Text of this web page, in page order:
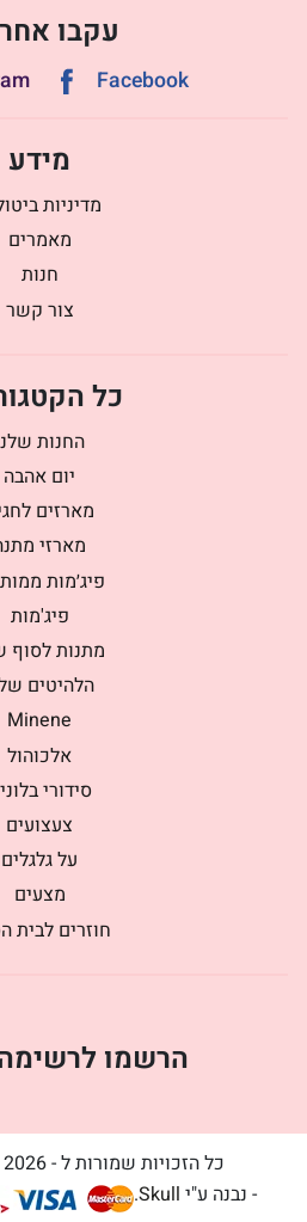
עקבו
Facebook
מידע
מדיניות
מאמרים
חנות
צור קשר
כל
החנות
יום אהבה
מארזים
מארזי
פיג׳מות
פיג'מות
מתנות לסוף
הלהיטים
Minene
אלכוהול
סידורי
צעצועים
על גלגלים
מצעים
חוזרים לבית
הרשמו
כל הזכויות שמורות ל - Harhamatanot 2026 ©
- נבנה ע"י Skull
.